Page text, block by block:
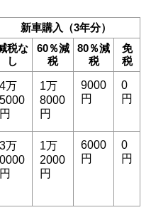
新車購入（3年分）
税な
し
60％減
税
80％減
税
免
税
4万
5000
円
1万
8000
円
9000
円
0
円
3万
0000
円
1万
2000
円
6000
円
0
円